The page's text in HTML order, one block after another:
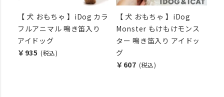
【 犬 おもちゃ 】iDog カラ
フルアニマル 鳴き笛入り
アイドッグ
￥935 (税込)
【 犬 おもちゃ 】iDog
Monster もけもけモンス
ター 鳴き笛入り アイドッ
グ
￥607 (税込)